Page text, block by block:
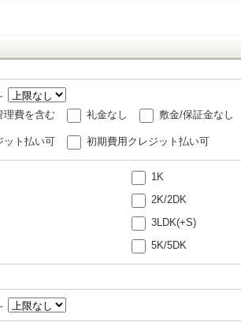
理費を含む
礼金なし 敷金/保証金なし
ット払い可 初期費用クレジット払い可
1K
2K/2DK
3LDK(+S)
5K/5DK